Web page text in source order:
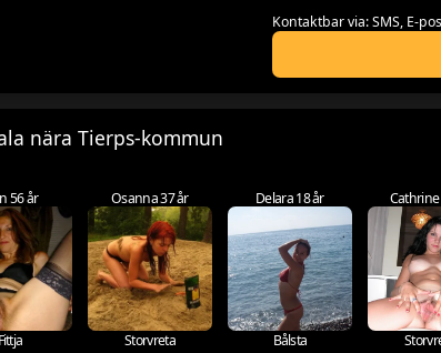
Kontaktbar via: SMS, E-
nära Tierps-kommun
56 år
Fittja
Osanna 37 år
Storvreta
Delara 18 år
Bålsta